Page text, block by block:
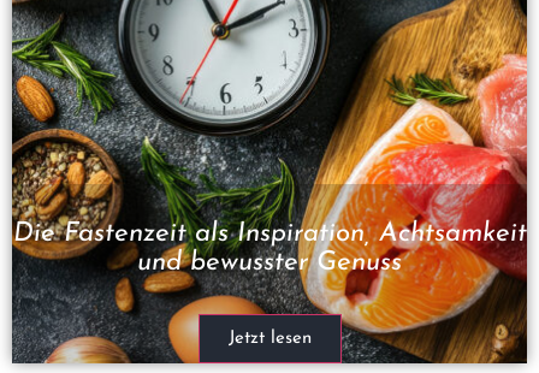
Die Fastenzeit als Inspiration, Achtsamkeit
und bewusster Genuss
Jetzt lesen